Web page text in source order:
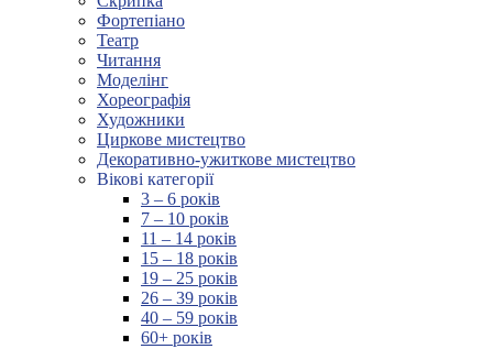
Фортепіано
Театр
Читання
Моделінг
Хореографія
Художники
Циркове мистецтво
Декоративно-ужиткове мистецтво
Вікові категорії
3 – 6 років
7 – 10 років
11 – 14 років
15 – 18 років
19 – 25 років
26 – 39 років
40 – 59 років
60+ років